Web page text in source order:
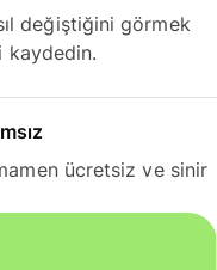
değiştiğini görmek
kaydedin.
ücretsiz ve sinir